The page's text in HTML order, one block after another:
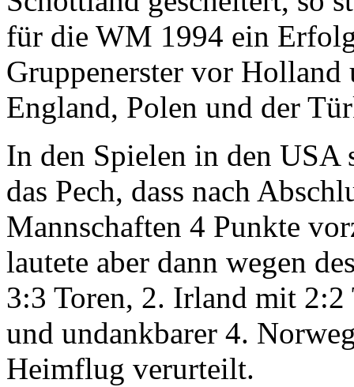
für die WM 1994 ein
Gruppenerster vor Holland
England, Polen und der
In den Spielen in den USA
das Pech, dass nach
Mannschaften 4 Punkte
lautete aber dann wegen
3:3 Toren, 2. Irland mit
und undankbarer 4.
Heimflug verurteilt.